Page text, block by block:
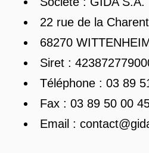
22 rue de la
68270
Siret :
Téléphone : 03 89
Fax : 03 89 50 00
Email :